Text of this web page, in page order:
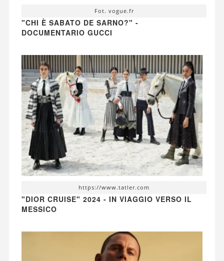
Fot. vogue.fr
"CHI È SABATO DE SARNO?" -
DOCUMENTARIO GUCCI
https://www.tatler.com
"DIOR CRUISE" 2024 - IN VIAGGIO VERSO IL
MESSICO